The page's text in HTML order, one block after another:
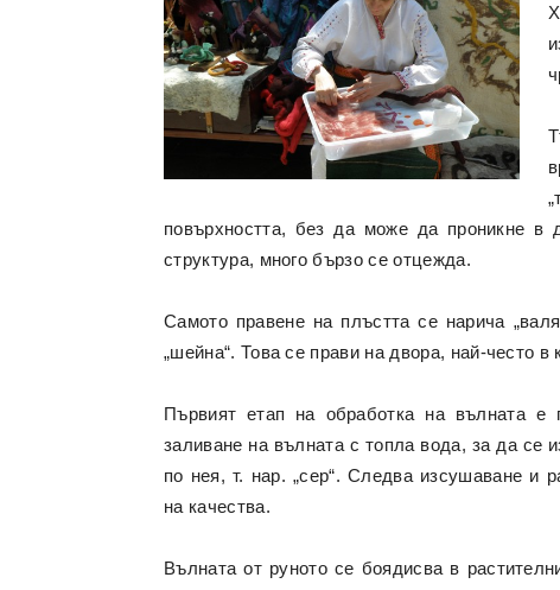
повърхността, без да може да проникне в
структура, много бързо се отцежда.
Самото правене на плъстта се нарича
„шейна“. Това се прави на двора, най-често
Първият етап на обработка на вълната е
заливане на вълната с топла вода, за да се
по нея, т. нар. „сер“. Следва изсушаване и
на качества.
Вълната от руното се боядисва в